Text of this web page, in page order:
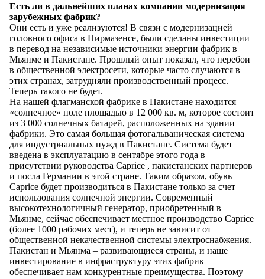
Есть ли в дальнейших планах компании модернизация
зарубежных фабрик?
Они есть и уже реализуются! В связи с модернизацией
головного офиса в Пирмазенсе, были сделаны инвестиции
в перевод на независимые источники энергии фабрик в
Мьянме и Пакистане. Прошлый опыт показал, что перебои
в общественной электросети, которые часто случаются в
этих странах, затрудняли производственный процесс.
Теперь такого не будет.
На нашей флагманской фабрике в Пакистане находится
«солнечное» поле площадью в 12 000 кв. м, которое состоит
из 3 000 солнечных батарей, расположенных на здании
фабрики. Это самая большая фотогальваническая система
для индустриальных нужд в Пакистане. Система будет
введена в эксплуатацию в сентябре этого года в
присутствии руководства Caprice , пакистанских партнеров
и посла Германии в этой стране. Таким образом, обувь
Caprice будет производиться в Пакистане только за счет
использования солнечной энергии. Современный
высокотехнологичный генератор, приобретенный в
Мьянме, сейчас обеспечивает местное производство Caprice
(более 1000 рабочих мест), и теперь не зависит от
общественной некачественной системы электроснабжения.
Пакистан и Мьянма – развивающиеся страны, и наше
инвестирование в инфраструктуру этих фабрик
обеспечивает нам конкурентные преимущества. Поэтому